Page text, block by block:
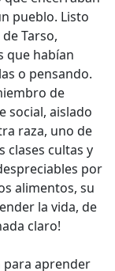
pueblo. Listo
Tarso,
que habían
o pensando.
de
social, aislado
raza, uno de
clases cultas y
por
alimentos, su
la vida, de
claro!
para aprender